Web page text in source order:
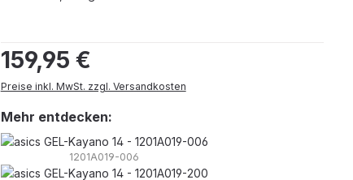
Regulärer Preis:
159,95 €
Preise inkl. MwSt. zzgl. Versandkosten
Mehr entdecken:
1201A019-006